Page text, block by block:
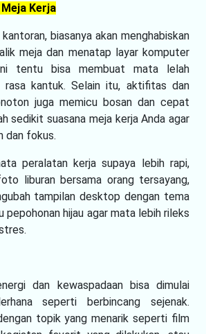
Kerja
biasanya akan menghabiskan
meja dan menatap layar komputer
tentu bisa membuat mata lelah
rasa kantuk. Selain itu, aktifitas dan
juga memicu bosan dan cepat
sedikit suasana meja kerja Anda agar
dan fokus.
peralatan kerja supaya lebih rapi,
liburan bersama orang tersayang,
tampilan desktop dengan tema
pepohonan hijau agar mata lebih rileks
dan kewaspadaan bisa dimulai
seperti berbincang sejenak.
topik yang menarik seperti film